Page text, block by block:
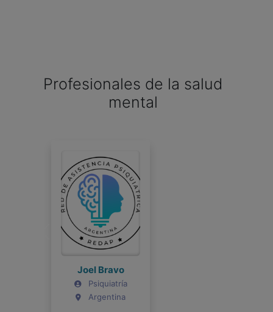
Profesionales de la salud
mental
Joel Bravo
Psiquiatría
Argentina